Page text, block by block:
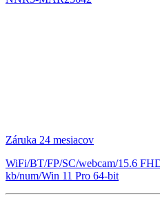
Záruka 24 mesiacov
WiFi/BT/FP/SC/webcam/15.6
kb/num/Win 11 Pro 64-bit